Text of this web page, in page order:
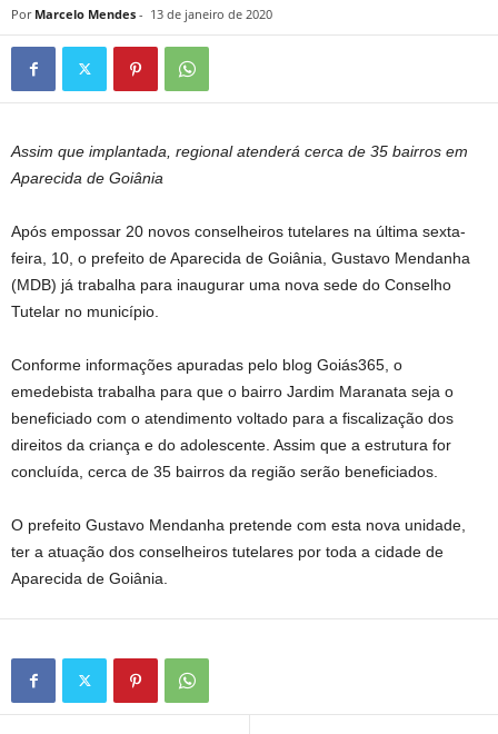
Por Marcelo Mendes - 13 de janeiro de 2020
Assim que implantada, regional atenderá cerca de 35 bairros em
Aparecida de Goiânia
Após empossar 20 novos conselheiros tutelares na última sexta-
feira, 10, o prefeito de Aparecida de Goiânia, Gustavo Mendanha
(MDB) já trabalha para inaugurar uma nova sede do Conselho
Tutelar no município.
Conforme informações apuradas pelo blog Goiás365, o
emedebista trabalha para que o bairro Jardim Maranata seja o
beneficiado com o atendimento voltado para a fiscalização dos
direitos da criança e do adolescente. Assim que a estrutura for
concluída, cerca de 35 bairros da região serão beneficiados.
O prefeito Gustavo Mendanha pretende com esta nova unidade,
ter a atuação dos conselheiros tutelares por toda a cidade de
Aparecida de Goiânia.